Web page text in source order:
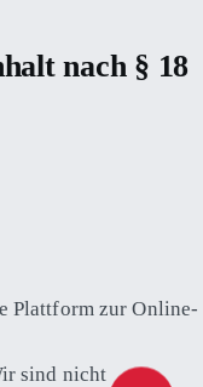
nach § 18
Plattform zur Online-
sind nicht